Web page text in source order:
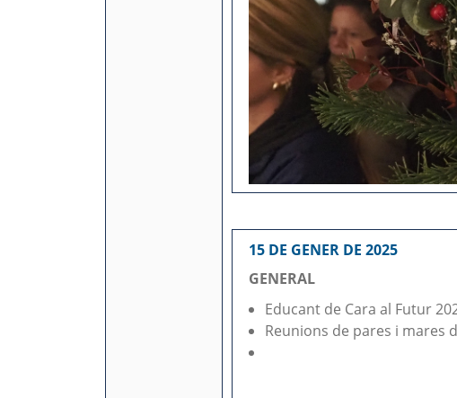
15 DE GENER DE 2025
GENERAL
Educant de Cara al Futur
Reunions de pares i mares